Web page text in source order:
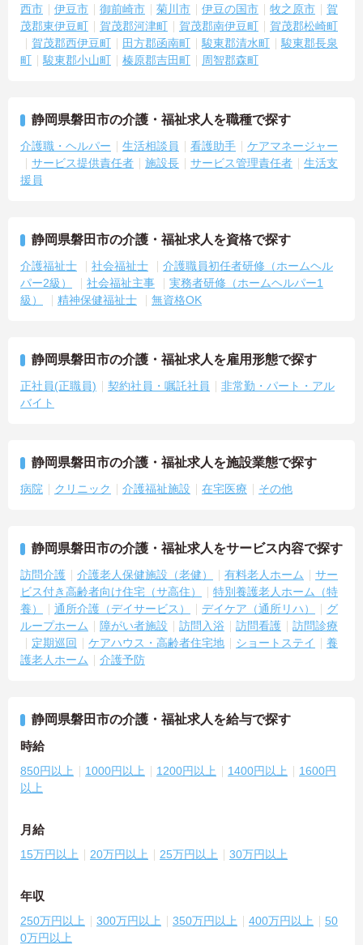
職場です♪
―――――――――――――――
■ 2つの介護スタイルを学べる♪
―――――――――――――――
幅広い介護経験を積みたい方にピッタリです。
・ご利用者様の状態に合わせた介護に携われる
―――――――――――――――
■ 子育て世代も安心のサポート体制♪
―――――――――――――――
・看護休暇・介護休業取得実績あり
♪
西市
伊豆市 御前崎市 菊川市 伊豆の国市 牧之原市
賀
茂郡東伊豆町
賀茂郡河津町 賀茂郡南伊豆町
賀茂郡松崎町
賀茂郡西伊豆町
田方郡函南町 駿東郡清水町
駿東郡長泉
町
駿東郡小山町 榛原郡吉田町 周智郡森町
静岡県磐田市の介護・福祉求人を職種で探す
介護職・ヘルパー 生活相談員 看護助手
ケアマネージャー
サービス提供責任者
施設長 サービス管理責任者
生活支
援員
静岡県磐田市の介護・福祉求人を資格で探す
介護福祉士 社会福祉士
介護職員初任者研修（ホームヘル
パー2級）
社会福祉主事
実務者研修（ホームヘルパー1
級）
精神保健福祉士 無資格OK
静岡県磐田市の介護・福祉求人を雇用形態で探す
正社員(正職員) 契約社員・嘱託社員
非常勤・パート・アル
バイト
静岡県磐田市の介護・福祉求人を施設業態で探す
病院 クリニック 介護福祉施設 在宅医療 その他
静岡県磐田市の介護・福祉求人をサービス内容で探す
訪問介護 介護老人保健施設（老健） 有料老人ホーム
サー
ビス付き高齢者向け住宅（サ高住）
特別養護老人ホーム（特
養）
通所介護（デイサービス） デイケア（通所リハ）
グ
ループホーム
障がい者施設 訪問入浴 訪問看護
訪問診療
定期巡回
ケアハウス・高齢者住宅地 ショートステイ
養
護老人ホーム
介護予防
静岡県磐田市の介護・福祉求人を給与で探す
時給
850円以上 1000円以上 1200円以上 1400円以上
1600円
以上
月給
15万円以上 20万円以上 25万円以上 30万円以上
年収
250万円以上 300万円以上 350万円以上 400万円以上
50
0万円以上